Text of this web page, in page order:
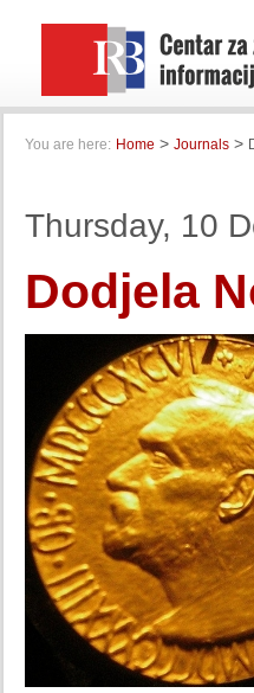
You are here: Home > Journals >
Thursday, 10
Dodjela